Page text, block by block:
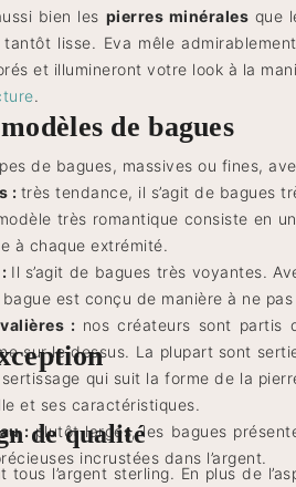
bien les pierres minérales que
lisse. Eva mêle
et illumineront votre look à la
.
de bagues
de bagues, massives ou fines,
: très tendance, il s’agit de bagues
très romantique consiste en
à chaque extrémité.
Il s’agit de bagues très voyantes.
est conçu de manière à ne
: nos créateurs sont partis
sur le dessus. La plupart sont
qui suit la forme de la
et ses caractéristiques.
:plutôt larges, les bagues
incrustées dans l’argent.
de qualité
tous l’argent sterling. En plus de